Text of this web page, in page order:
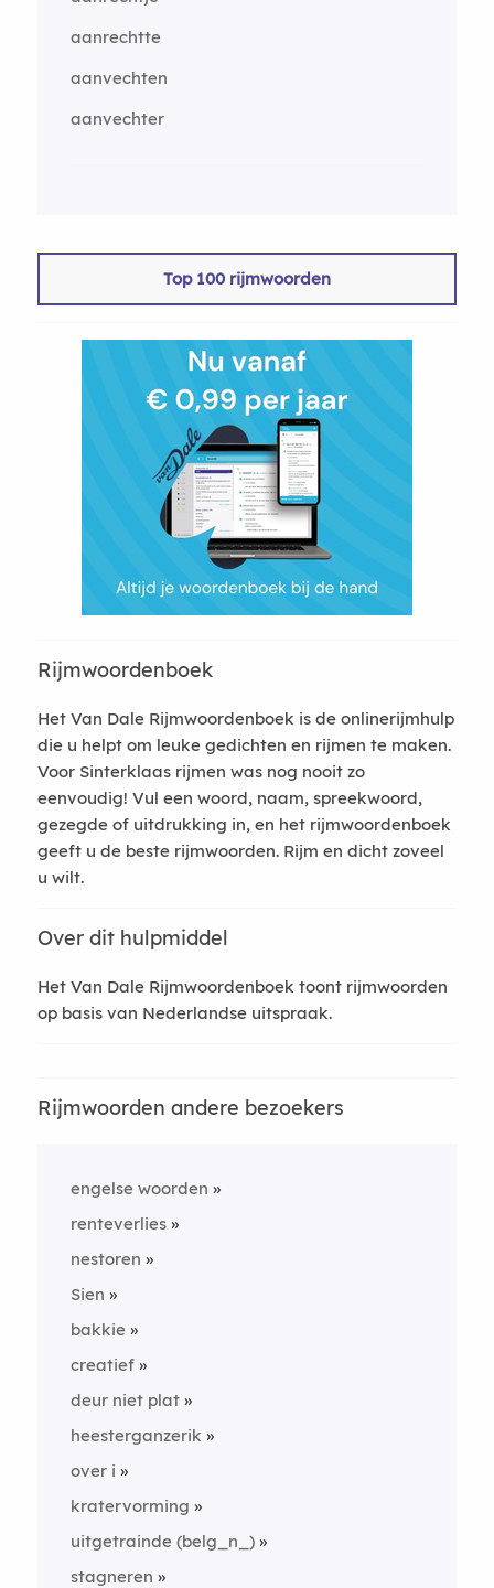
aanrechtte
aanvechten
aanvechter
Top 100 rijmwoorden
Rijmwoordenboek
Het Van Dale Rijmwoordenboek is de onlinerijmhulp
die u helpt om leuke gedichten en rijmen te maken.
Voor Sinterklaas rijmen was nog nooit zo
eenvoudig! Vul een woord, naam, spreekwoord,
gezegde of uitdrukking in, en het rijmwoordenboek
geeft u de beste rijmwoorden. Rijm en dicht zoveel
u wilt.
Over dit hulpmiddel
Het Van Dale Rijmwoordenboek toont rijmwoorden
op basis van Nederlandse uitspraak.
Rijmwoorden andere bezoekers
engelse woorden
renteverlies
nestoren
Sien
bakkie
creatief
deur niet plat
heesterganzerik
over i
kratervorming
uitgetrainde (belg_n_)
stagneren